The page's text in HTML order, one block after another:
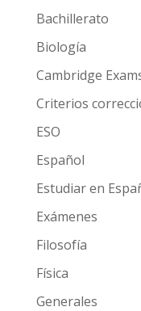
Bachillerato
Biología
Cambridge
Criterios
ESO
Español
Estudiar en
Exámenes
Filosofía
Física
Generales